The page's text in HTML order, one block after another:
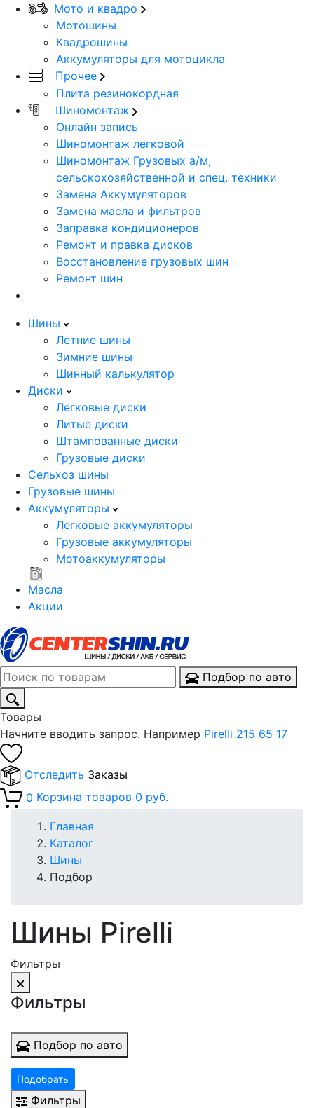
Мото и квадро
Мотошины
Квадрошины
Аккумуляторы для мотоцикла
Прочее
Плита резинокордная
Шиномонтаж
Онлайн запись
Шиномонтаж легковой
Шиномонтаж Грузовых а/м,
сельскохозяйственной и спец. техники
Замена Аккумуляторов
Замена масла и фильтров
Заправка кондиционеров
Ремонт и правка дисков
Восстановление грузовых шин
Ремонт шин
Шины
Летние шины
Зимние шины
Шинный калькулятор
Диски
Легковые диски
Литые диски
Штампованные диски
Грузовые диски
Сельхоз шины
Грузовые шины
Аккумуляторы
Легковые аккумуляторы
Грузовые аккумуляторы
Мотоаккумуляторы
Масла
Акции
Подбор по авто
Товары
Начните вводить запрос. Например Pirelli 215 65 17
Отследить Заказы
0 Корзина товаров 0 руб.
Главная
Каталог
Шины
Подбор
Шины Pirelli
Фильтры
Фильтры
Подбор по авто
Подобрать
Фильтры